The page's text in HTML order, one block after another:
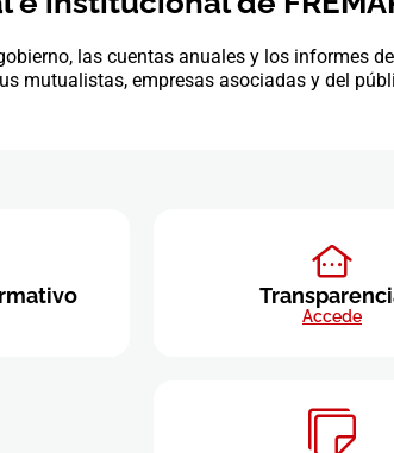
las cuentas anuales y los informes
mutualistas, empresas asociadas y del
Accede